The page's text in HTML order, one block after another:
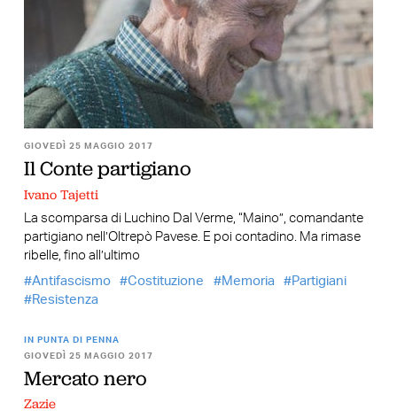
GIOVEDÌ 25 MAGGIO 2017
Il Conte partigiano
Ivano Tajetti
La scomparsa di Luchino Dal Verme, “Maino”, comandante
partigiano nell’Oltrepò Pavese. E poi contadino. Ma rimase
ribelle, fino all’ultimo
Antifascismo
Costituzione Memoria
Partigiani
Resistenza
IN PUNTA DI PENNA
GIOVEDÌ 25 MAGGIO 2017
Mercato nero
Zazie